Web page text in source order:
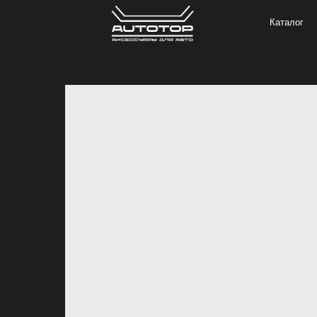
Каталог Под